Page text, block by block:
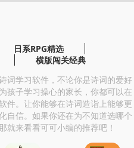
日系RPG精选
横版闯关经典
词学习软件，不论你是诗词的爱好
孩子学习操心的家长，你都可以在
件。让你能够在诗词造诣上能够更
自信。如果你还在为不知道选哪个
就来看看可可小编的推荐吧！